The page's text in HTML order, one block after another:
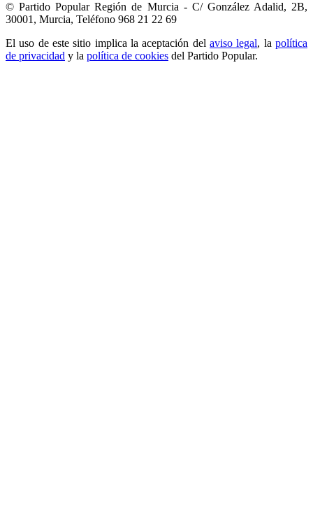
© Partido Popular Región de Murcia - C/ González Adalid, 2B,
30001, Murcia, Teléfono 968 21 22 69
El uso de este sitio implica la aceptación del aviso legal, lapolítica
de privacidad y la política de cookies del Partido Popular.